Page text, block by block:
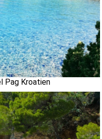
Pag Kroatien